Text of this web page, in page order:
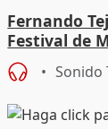
Fernando
Festival de
Roma':
Sonido